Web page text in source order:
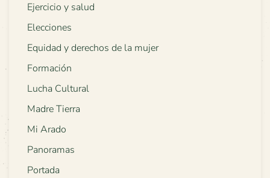
Ejercicio y salud
Elecciones
Equidad y derechos de la mujer
Formación
Lucha Cultural
Madre Tierra
Mi Arado
Panoramas
Portada